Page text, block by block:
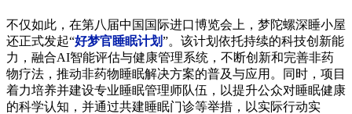
不仅如此，在第八届中国国际进口博览会上，梦陀螺深睡小屋
还正式发起“好梦官睡眠计划”。该计划依托持续的科技创新能
力，融合AI智能评估与健康管理系统，不断创新和完善非药
物疗法，推动非药物睡眠解决方案的普及与应用。同时，项目
着力培养并建设专业睡眠管理师队伍，以提升公众对睡眠健康
的科学认知，并通过共建睡眠门诊等举措，以实际行动实